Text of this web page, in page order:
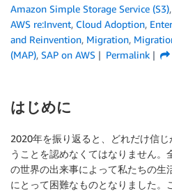
Amazon Simple Storage Service (S3),
AWS re:Invent, Cloud Adoption,
and Reinvention, Migration,
(MAP), SAP on AWS Permalink
はじめに
2020年を振り返ると、どれだけ信
うことを認めなくてはなりません。
の世界の出来事によって私たちの生
にとって困難なものとなりました。